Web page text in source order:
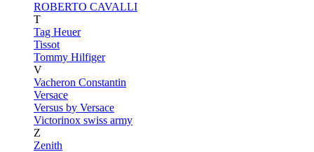
ROBERTO CAVALLI
T
Tag Heuer
Tissot
Tommy Hilfiger
V
Vacheron Constantin
Versace
Versus by Versace
Victorinox swiss army
Z
Zenith